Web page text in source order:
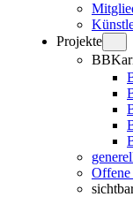
Projekte